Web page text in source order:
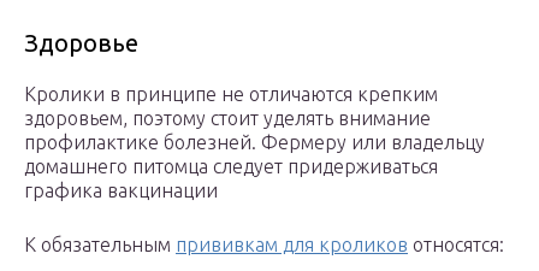
Здоровье
Кролики в принципе не отличаются крепким
здоровьем, поэтому стоит уделять внимание
профилактике болезней. Фермеру или владельцу
домашнего питомца следует придерживаться
графика вакцинации
К обязательным прививкам для кроликов относятся: